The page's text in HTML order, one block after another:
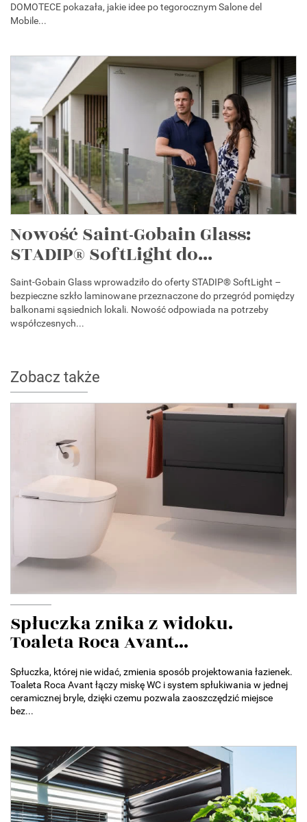
DOMOTECE pokazała, jakie idee po tegorocznym Salone del
Mobile...
Nowość Saint-Gobain Glass:
STADIP® SoftLight do...
Saint-Gobain Glass wprowadziło do oferty STADIP® SoftLight –
bezpieczne szkło laminowane przeznaczone do przegród pomiędzy
balkonami sąsiednich lokali. Nowość odpowiada na potrzeby
współczesnych...
Zobacz także
Spłuczka znika z widoku.
Toaleta Roca Avant...
Spłuczka, której nie widać, zmienia sposób projektowania łazienek.
Toaleta Roca Avant łączy miskę WC i system spłukiwania w jednej
ceramicznej bryle, dzięki czemu pozwala zaoszczędzić miejsce
bez...